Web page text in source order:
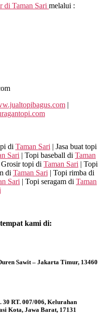
di Taman Sari melalui :
|
di Taman Sari | Jasa buat topi
Sari | Topi baseball di Taman
Grosir topi di Taman Sari | Topi
di Taman Sari | Topi rimba di
Sari | Topi seragam di Taman
kami di:
Sawit – Jakarta Timur, 13460
30 RT. 007/006, Kelurahan
Kota, Jawa Barat, 17131